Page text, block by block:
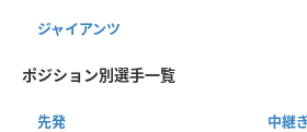
ジャイアンツ
ポジション別選手一覧
先発 中継